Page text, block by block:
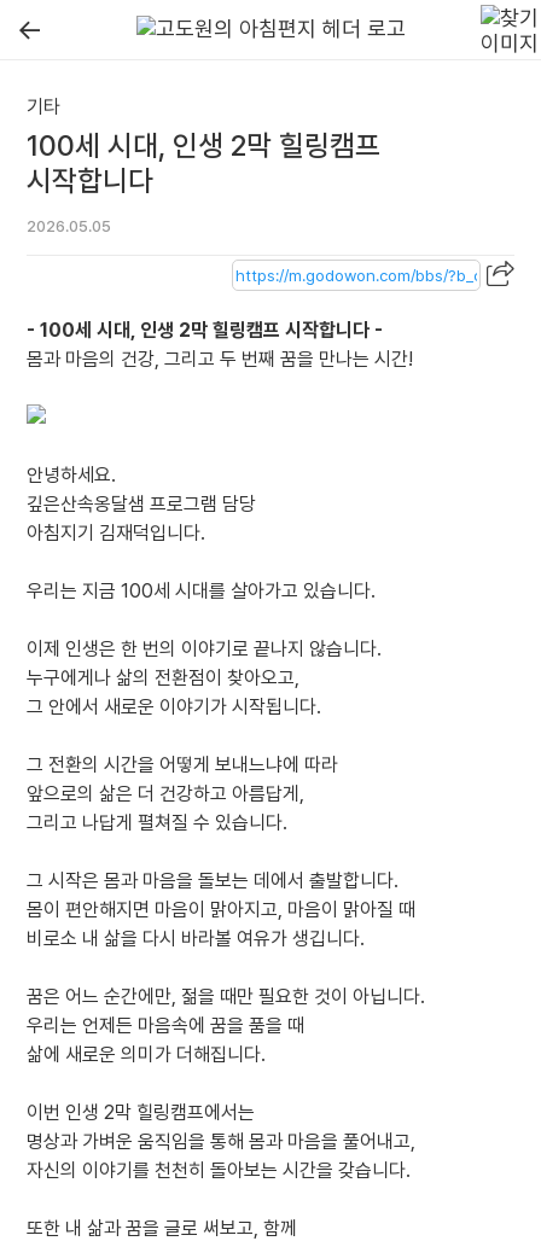
←
기타
100세 시대, 인생 2막 힐링캠프
시작합니다
2026.05.05
- 100세 시대, 인생 2막 힐링캠프 시작합니다 -
몸과 마음의 건강, 그리고 두 번째 꿈을 만나는 시간!
안녕하세요.
깊은산속옹달샘 프로그램 담당
아침지기 김재덕입니다.
우리는 지금 100세 시대를 살아가고 있습니다.
이제 인생은 한 번의 이야기로 끝나지 않습니다.
누구에게나 삶의 전환점이 찾아오고,
그 안에서 새로운 이야기가 시작됩니다.
그 전환의 시간을 어떻게 보내느냐에 따라
앞으로의 삶은 더 건강하고 아름답게,
그리고 나답게 펼쳐질 수 있습니다.
그 시작은 몸과 마음을 돌보는 데에서 출발합니다.
몸이 편안해지면 마음이 맑아지고, 마음이 맑아질 때
비로소 내 삶을 다시 바라볼 여유가 생깁니다.
꿈은 어느 순간에만, 젊을 때만 필요한 것이 아닙니다.
우리는 언제든 마음속에 꿈을 품을 때
삶에 새로운 의미가 더해집니다.
이번 인생 2막 힐링캠프에서는
명상과 가벼운 움직임을 통해 몸과 마음을 풀어내고,
자신의 이야기를 천천히 돌아보는 시간을 갖습니다.
또한 내 삶과 꿈을 글로 써보고, 함께